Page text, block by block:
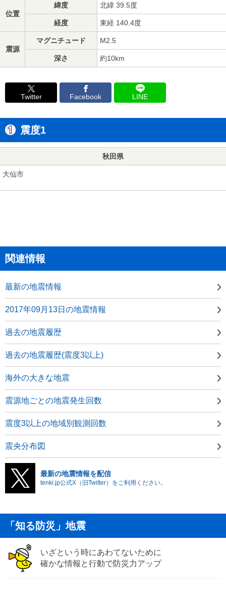
位置
緯度 北緯 39.5度
経度 東経 140.4度
震源
マグニチュード M2.5
深さ 約10km
Twitter Facebook LINE
震度1
秋田県
大仙市
関連情報
最新の地震情報
2017年09月13日の地震情報
過去の地震履歴
過去の地震履歴(震度3以上)
海外の大きな地震
震源地ごとの地震発生回数
震度3以上の地域別観測回数
震央分布図
最新の地震情報を配信
tenki.jp公式X（旧Twitter）をご利用ください。
「知る防災」地震
いざという時にあわてないために
確かな情報と行動で防災力アップ